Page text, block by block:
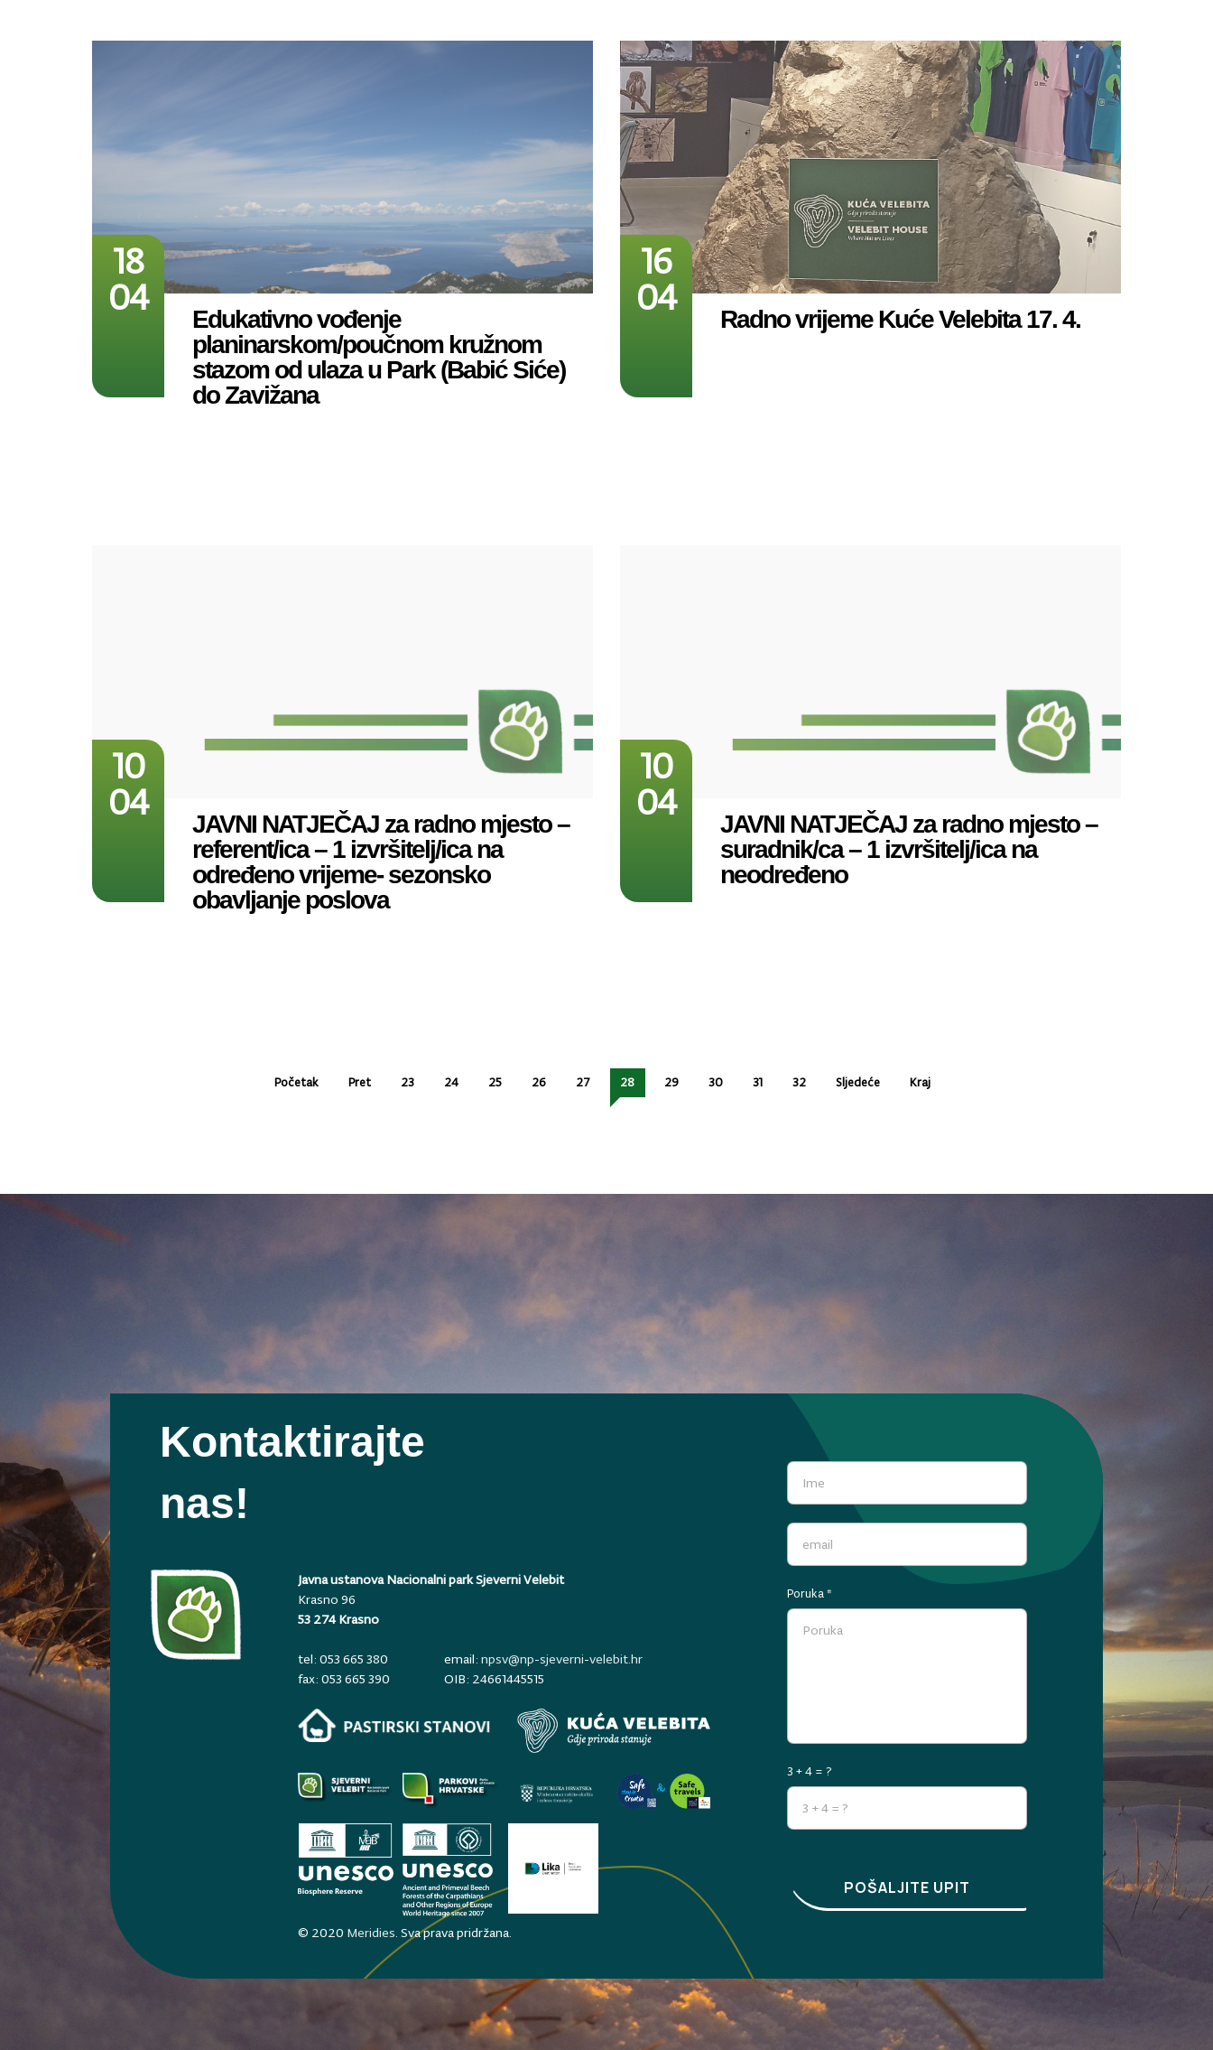
18
04
Edukativno vođenje
planinarskom/poučnom kružnom
stazom od ulaza u Park (Babić Siće)
do Zavižana
16
04
Radno vrijeme Kuće Velebita 17. 4.
10
04
JAVNI NATJEČAJ za radno mjesto –
referent/ica – 1 izvršitelj/ica na
određeno vrijeme- sezonsko
obavljanje poslova
10
04
JAVNI NATJEČAJ za radno mjesto –
suradnik/ca – 1 izvršitelj/ica na
neodređeno
Početak Pret 23 24 25 26 27 28 29 30 31 32 Sljedeće Kraj
Kontaktirajte
nas!
Javna ustanova Nacionalni park Sjeverni Velebit
Krasno 96
53 274 Krasno
tel: 053 665 380
fax: 053 665 390
email: npsv@np-sjeverni-velebit.hr
OIB: 24661445515
© 2020 Meridies. Sva prava pridržana.
Poruka*
3 + 4 = ?
POŠALJITE UPIT